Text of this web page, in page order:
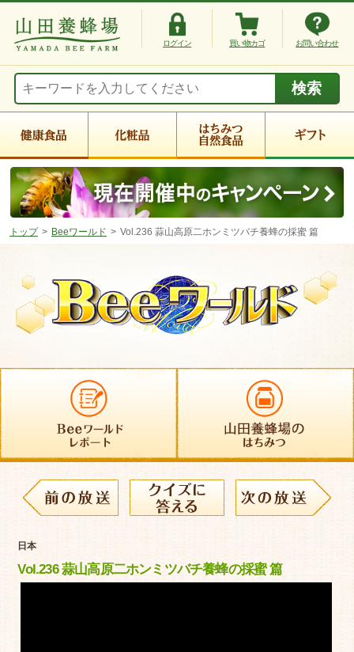
ログイン 買い物カゴ お問い合わせ
トップ Beeワールド Vol.236 蒜山高原二ホンミツバチ養蜂の採蜜 篇
日本
Vol.236 蒜山高原二ホンミツバチ養蜂の採蜜 篇